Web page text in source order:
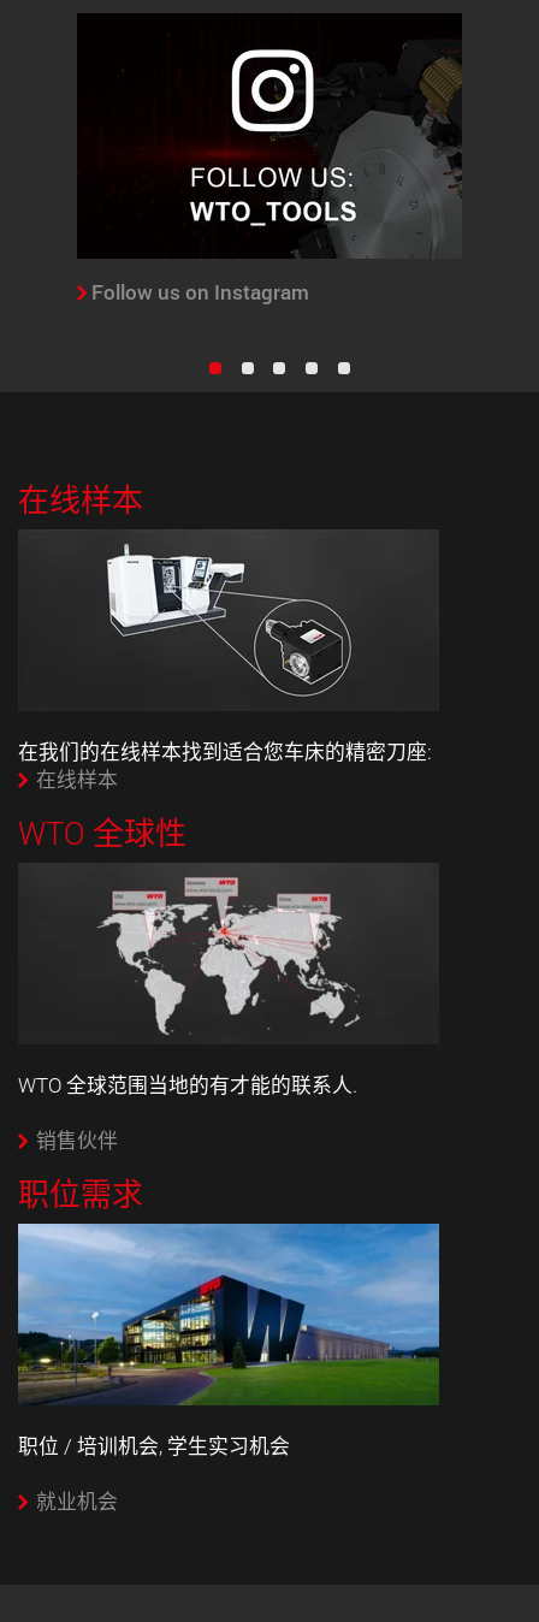
Follow us on Instagram
在线样本
在我们的在线样本找到适合您车床的精密刀座:
在线样本
WTO 全球性
WTO 全球范围当地的有才能的联系人.
销售伙伴
职位需求
职位 / 培训机会, 学生实习机会
就业机会